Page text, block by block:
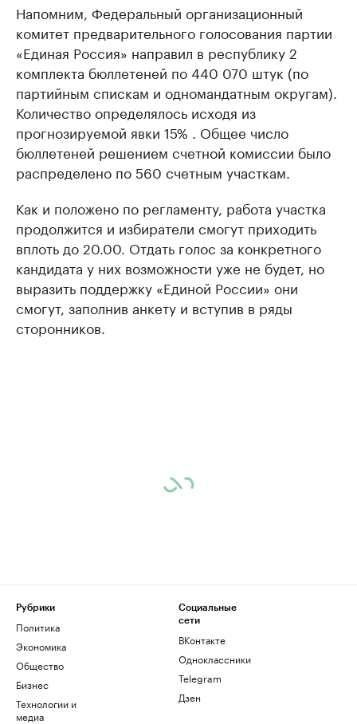
Напомним, Федеральный организационный
комитет предварительного голосования партии
«Единая Россия» направил в республику 2
комплекта бюллетеней по 440 070 штук (по
партийным спискам и одномандатным округам).
Количество определялось исходя из
прогнозируемой явки 15% . Общее число
бюллетеней решением счетной комиссии было
распределено по 560 счетным участкам.
Как и положено по регламенту, работа участка
продолжится и избиратели смогут приходить
вплоть до 20.00. Отдать голос за конкретного
кандидата у них возможности уже не будет, но
выразить поддержку «Единой России» они
смогут, заполнив анкету и вступив в ряды
сторонников.
Рубрики
Политика
Экономика
Общество
Бизнес
Технологии и
медиа
Социальные
сети
ВКонтакте
Одноклассники
Telegram
Дзен